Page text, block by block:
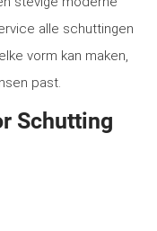
alle schuttingen
vorm kan maken,
past.
Schutting